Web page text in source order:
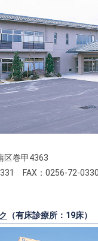
区巻甲4363
FAX：0256-72-0330
（有床診療所：19床）